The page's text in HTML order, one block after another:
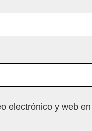
electrónico y web